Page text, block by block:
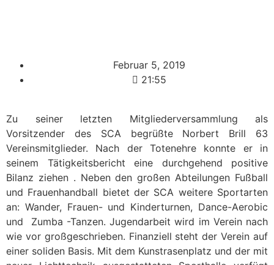
Februar 5, 2019
21:55
Zu seiner letzten Mitgliederversammlung als
Vorsitzender des SCA begrüßte Norbert Brill 63
Vereinsmitglieder. Nach der Totenehre konnte er in
seinem Tätigkeitsbericht eine durchgehend positive
Bilanz ziehen . Neben den großen Abteilungen Fußball
und Frauenhandball bietet der SCA weitere Sportarten
an: Wander, Frauen- und Kinderturnen, Dance-Aerobic
und Zumba -Tanzen. Jugendarbeit wird im Verein nach
wie vor großgeschrieben. Finanziell steht der Verein auf
einer soliden Basis. Mit dem Kunstrasenplatz und der mit